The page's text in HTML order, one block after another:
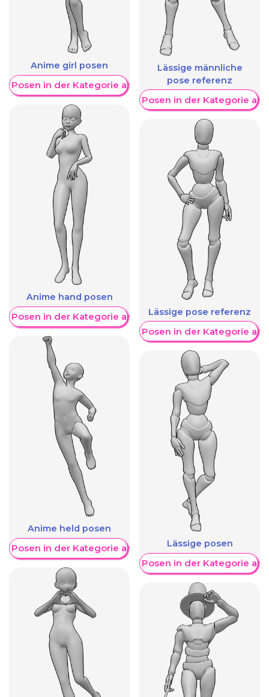
Anime girl posen
Posen in der Kategorie anzeigen
Anime hand posen
Posen in der Kategorie anzeigen
Anime held posen
Posen in der Kategorie anzeigen
Lässige männliche
pose referenz
Weitere Posen in der Kategorie
Lässige pose referenz
Weitere Posen in der Kategorie
Lässige posen
Weitere Posen in der Kategorie